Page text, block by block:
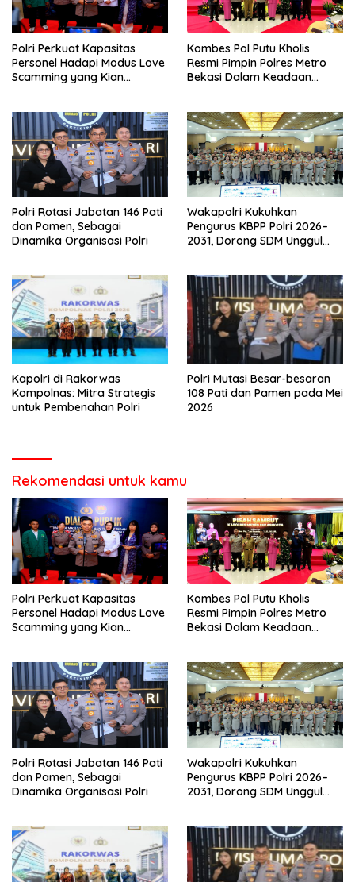
Polri Perkuat Kapasitas
Personel Hadapi Modus Love
Scamming yang Kian
Kombes Pol Putu Kholis
Resmi Pimpin Polres Metro
Bekasi Dalam Keadaan
Polri Rotasi Jabatan 146 Pati
dan Pamen, Sebagai
Dinamika Organisasi Polri
Wakapolri Kukuhkan
Pengurus KBPP Polri 2026–
2031, Dorong SDM Unggul
Kapolri di Rakorwas
Kompolnas: Mitra Strategis
untuk Pembenahan Polri
Polri Mutasi Besar-besaran
108 Pati dan Pamen pada Mei
2026
Rekomendasi untuk kamu
Polri Perkuat Kapasitas
Personel Hadapi Modus Love
Scamming yang Kian
Kombes Pol Putu Kholis
Resmi Pimpin Polres Metro
Bekasi Dalam Keadaan
Polri Rotasi Jabatan 146 Pati
dan Pamen, Sebagai
Dinamika Organisasi Polri
Wakapolri Kukuhkan
Pengurus KBPP Polri 2026–
2031, Dorong SDM Unggul